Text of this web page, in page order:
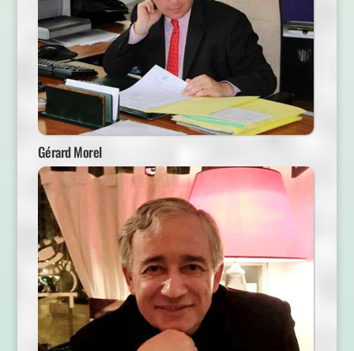
Gérard Morel